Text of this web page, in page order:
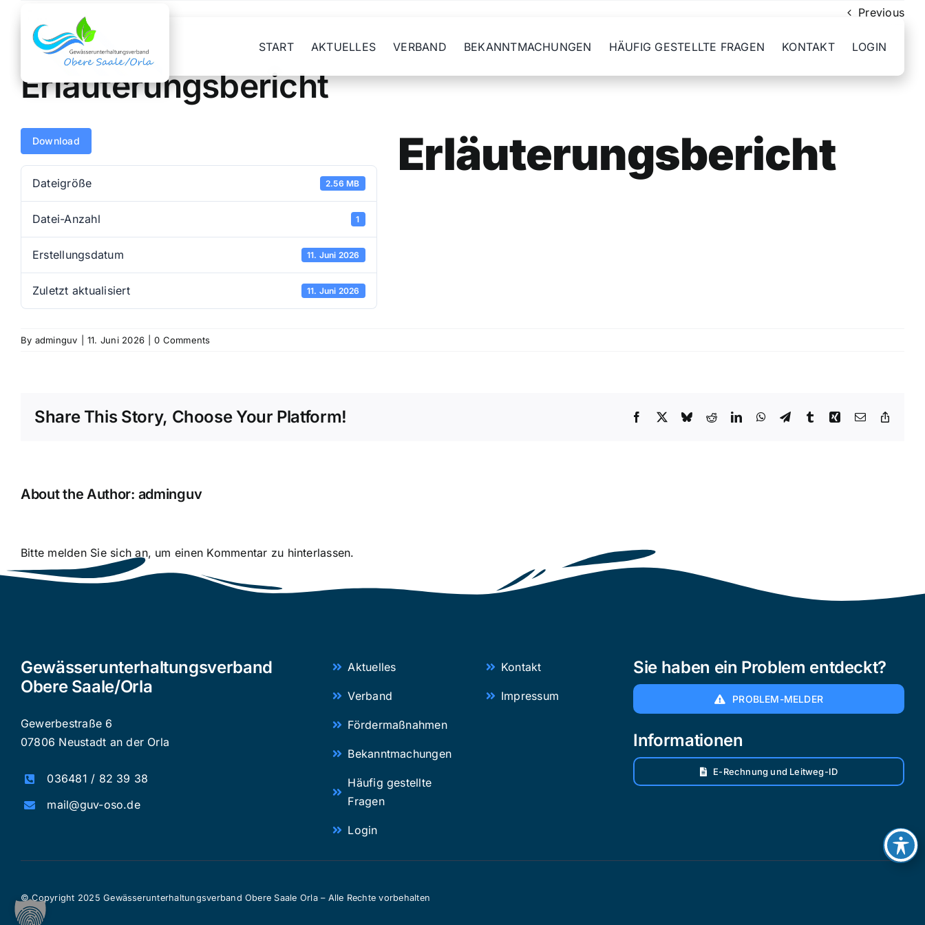
content
START AKTUELLES VERBAND BEKANNTMACHUNGEN HÄUFIG GESTELLTE FRAGEN KONTAKT LOGIN
Previous
Erläuterungsbericht
Download
Dateigröße 2.56 MB
Datei-Anzahl 1
Erstellungsdatum 11. Juni 2026
Zuletzt aktualisiert 11. Juni 2026
Erläuterungsbericht
By adminguv 11. Juni 2026 0 Comments
Share This Story, Choose Your Platform! Facebook
X BlueskyRedditLinkedInWhatsApp
TelegramTumblrXing Email
About the Author: adminguv
Bitte melden Sie sich an, um einen Kommentar zu hinterlassen.
Gewässerunterhaltungsverband
Obere Saale/Orla
Gewerbestraße 6
07806 Neustadt an der Orla
036481 / 82 39 38
mail@guv-oso.de
Aktuelles
Verband
Fördermaßnahmen
Bekanntmachungen
Häufig gestellte
Fragen
Login
Kontakt
Impressum
Sie haben ein Problem entdeckt?
PROBLEM-MELDER
Informationen
E-Rechnung und Leitweg-ID
© Copyright 2025 Gewässerunterhaltungsverband Obere Saale Orla – Alle Rechte vorbehalten